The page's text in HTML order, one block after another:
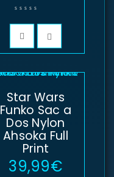
Star Wars
Funko Sac a
Dos Nylon
Ahsoka Full
Print
39,99€